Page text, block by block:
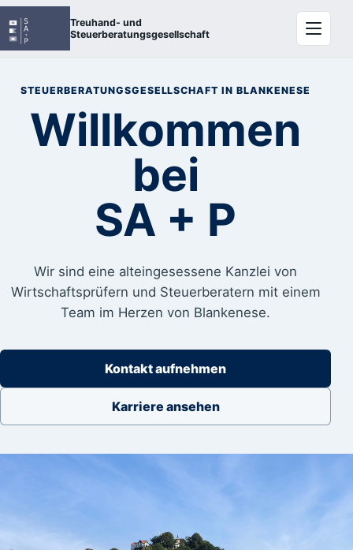
Treuhand- und
Steuerberatungsgesellschaft
Menü
STEUERBERATUNGSGESELLSCHAFT IN BLANKENESE
Willkommen
bei
SA + P
Wir sind eine alteingesessene Kanzlei von
Wirtschaftsprüfern und Steuerberatern mit einem
Team im Herzen von Blankenese.
Kontakt aufnehmen
Karriere ansehen